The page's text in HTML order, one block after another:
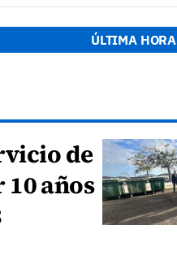
ÚLTIMA HORA
de
años